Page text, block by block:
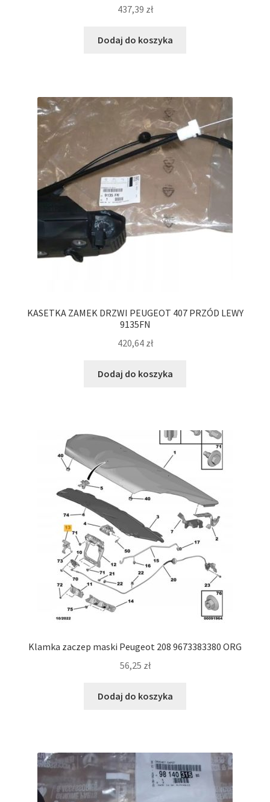
437,39 zł
Dodaj do koszyka
KASETKA ZAMEK DRZWI PEUGEOT 407 PRZÓD LEWY
9135FN
420,64 zł
Dodaj do koszyka
Klamka zaczep maski Peugeot 208 9673383380 ORG
56,25 zł
Dodaj do koszyka